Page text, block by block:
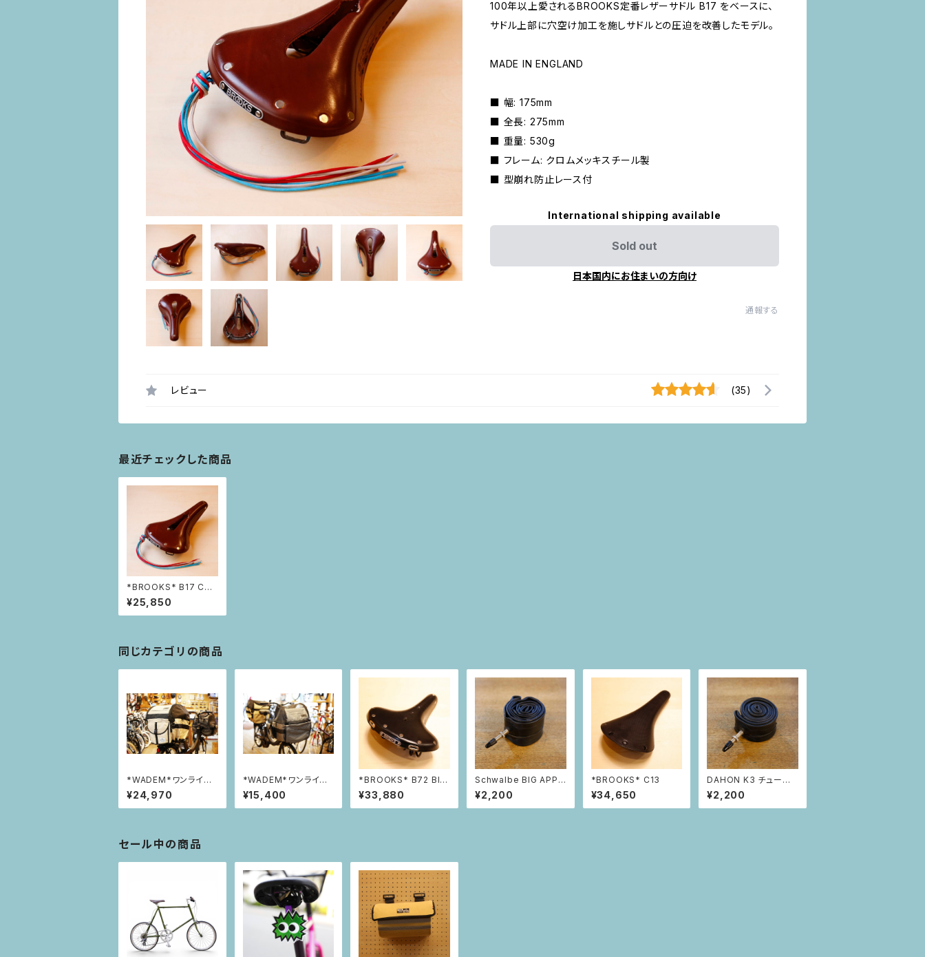
100年以上愛されるBROOKS定番レザーサドル B17 をベースに、
サドル上部に穴空け加工を施しサドルとの圧迫を改善したモデル。
MADE IN ENGLAND
■ 幅: 175mm
■ 全長: 275mm
■ 重量: 530g
■ フレーム: クロムメッキスチール製
■ 型崩れ防止レース付
International shipping available
Sold out
日本国内にお住まいの方向け
通報する
レビュー (35)
最近チェックした商品
*BROOKS* B17 CAR
VED
¥25,850
同じカテゴリの商品
*WADEM*ワンライド
カゴカバー【リア】
¥24,970
*WADEM*ワンライド
カゴカバー【フロント】
¥15,400
*BROOKS* B72 Bla
ck
¥33,880
Schwalbe BIG APPL
E 対応チューブ（14イン
チ）
¥2,200
*BROOKS* C13
¥34,650
DAHON K3 チューブ
（14インチ）
¥2,200
セール中の商品